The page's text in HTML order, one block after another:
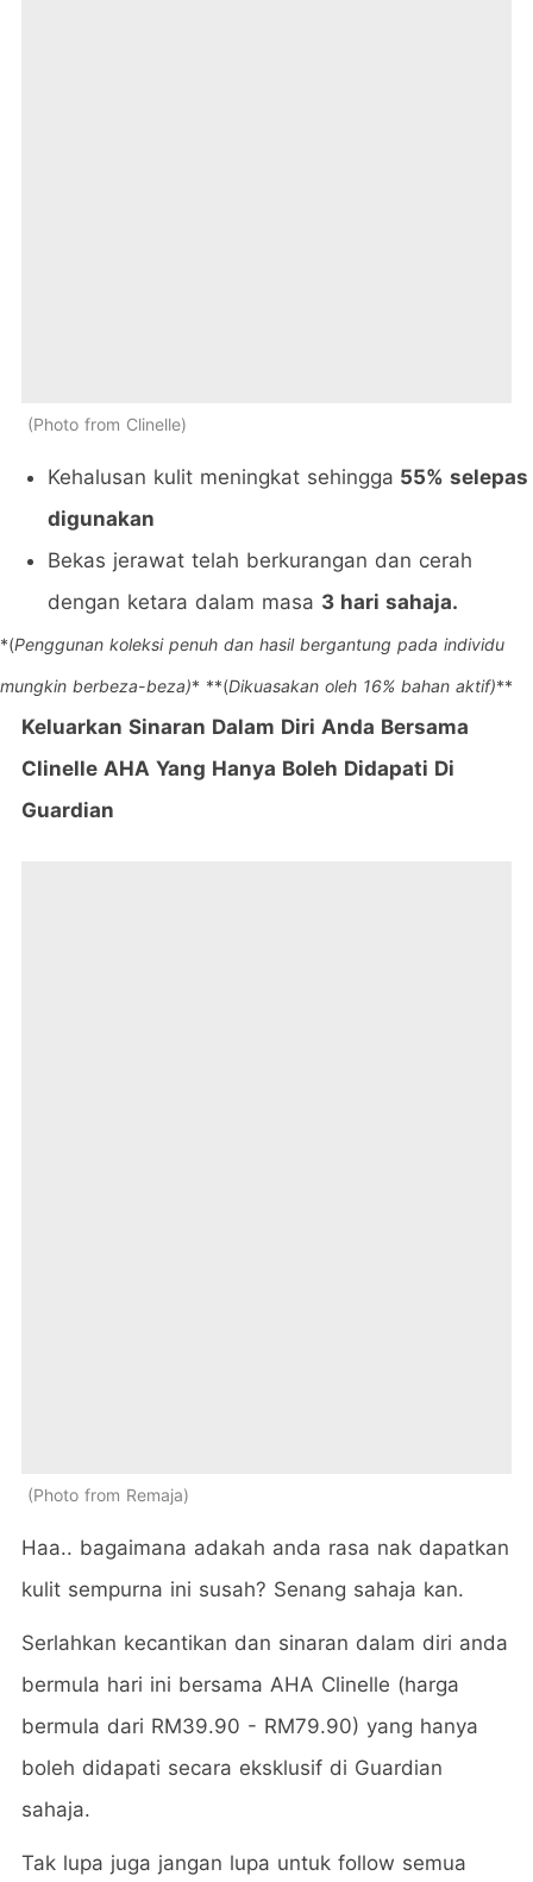
Photo from Clinelle
Kehalusan kulit meningkat sehingga 55% selepas
digunakan
Bekas jerawat telah berkurangan dan cerah
dengan ketara dalam masa 3 hari sahaja.
*(Penggunan koleksi penuh dan hasil bergantung pada individu
mungkin berbeza-beza)* **(Dikuasakan oleh 16% bahan aktif)**
Keluarkan Sinaran Dalam Diri Anda Bersama
Clinelle AHA Yang Hanya Boleh Didapati Di
Guardian
Photo from Remaja
Haa.. bagaimana adakah anda rasa nak dapatkan
kulit sempurna ini susah? Senang sahaja kan.
Serlahkan kecantikan dan sinaran dalam diri anda
bermula hari ini bersama AHA Clinelle (harga
bermula dari RM39.90 - RM79.90) yang hanya
boleh didapati secara eksklusif di Guardian
sahaja.
Tak lupa juga jangan lupa untuk follow semua